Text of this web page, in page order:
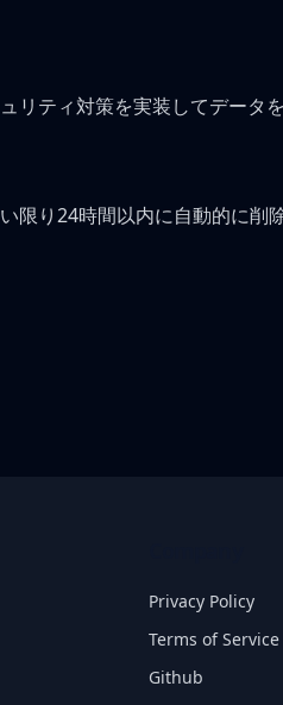
ティ対策を実装してデータを
限り24時間以内に自動的に削
Privacy Policy
Terms of Service
Github